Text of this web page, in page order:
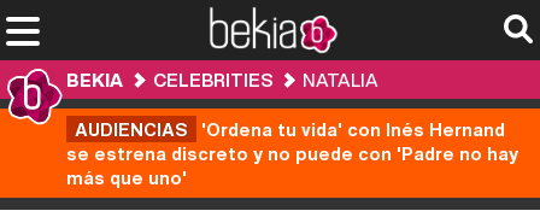
BEKIA CELEBRITIES
NATALIA
AUDIENCIAS 'Ordena tu vida' con Inés Hernand
se estrena discreto y no puede con 'Padre no hay
más que uno'